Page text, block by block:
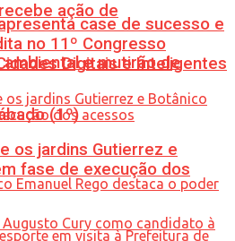
ação de
e mutirão de
(1º)
case de sucesso e
no 11º Congresso
Digitais e Inteligentes
os jardins Gutierrez e
fase de execução dos